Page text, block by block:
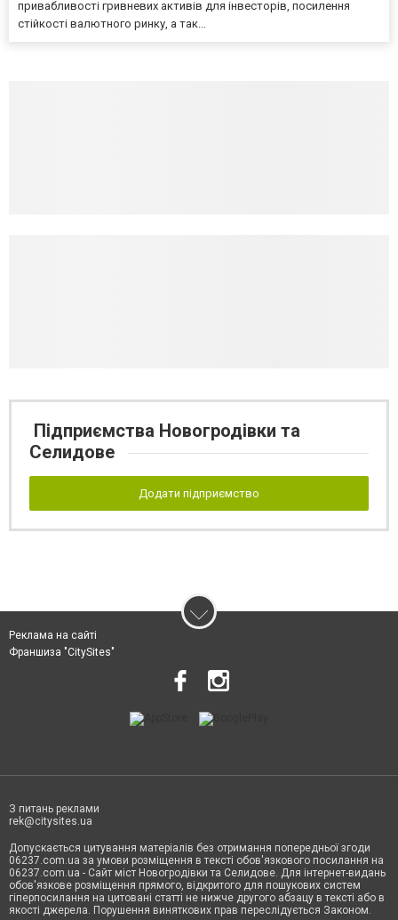
привабливості гривневих активів для інвесторів, посилення
стійкості валютного ринку, а так...
Підприємства Новогродівки та
Селидове
Додати підприємство
Реклама на сайті
Франшиза "CitySites"
З питань реклами
rek@citysites.ua
Допускається цитування матеріалів без отримання попередньої згоди
06237.com.ua за умови розміщення в тексті обов'язкового посилання на
06237.com.ua - Сайт міст Новогродівки та Селидове. Для інтернет-видань
обов'язкове розміщення прямого, відкритого для пошукових систем
гіперпосилання на цитовані статті не нижче другого абзацу в тексті або в
якості джерела. Порушення виняткових прав переслідується Законом.